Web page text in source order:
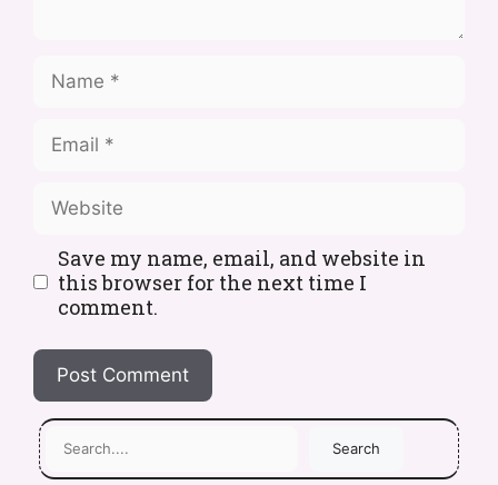
Save my name, email, and website in
this browser for the next time I
comment.
Search